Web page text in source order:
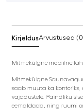
KirjeldusArvustused
Mitmekülgne mobiilne
Mitmekülgne
saab muuta ka
vajadustele. Paindliku
eemaldada, ning ruumi